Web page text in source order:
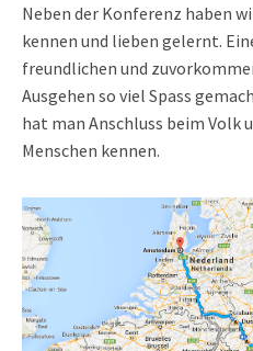
Neben der Konferenz haben
kennen und lieben gelernt.
freundlichen und
Ausgehen so viel Spass
hat man Anschluss beim Volk
Menschen kennen.